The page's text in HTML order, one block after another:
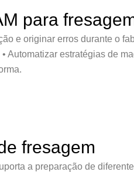
para
e originar erros durante o
Automatizar estratégias de
fresagem
a preparação de